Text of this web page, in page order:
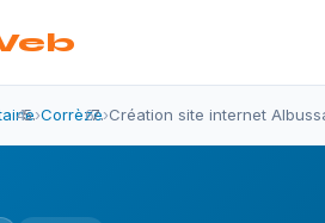
›Corrèze›Création site internet